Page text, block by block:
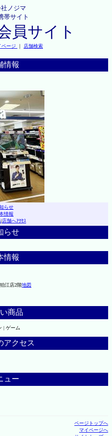
ノジマ
帯サイト
員サイト
ページ ｜ 店舗検索
情報
らせ
情報
|店舗へｱｸｾｽ
らせ
情報
江店2階地図
商品
| ゲーム
アクセス
ュー
ページトップへ
マイページへ